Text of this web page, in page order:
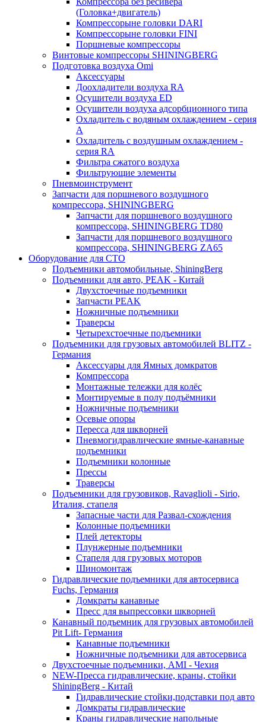
(Головка+двигатель)
Компрессорыне головки DARI
Компрессорыне головки FINI
Поршневые компрессоры
Винтовые компрессоры SHININGBERG
Подготовка воздуха Omi
Аксессуары
Доохладители воздуха RA
Осушители воздуха ED
Осушители воздуха адсорбционного типа
Охладитель с водяным охлаждением - серия
A
Охладитель с воздушным охлаждением -
серия RA
Фильтра сжатого воздуха
Фильтрующие элементы
Пневмоинструмент
Запчасти для поршневого воздушного
компрессора, SHININGBERG
Запчасти для поршневого воздушного
компрессора, SHININGBERG TD80
Запчасти для поршневого воздушного
компрессора, SHININGBERG ZA65
Оборудование для СТО
Подъемники автомобильные, ShiningBerg
Подъемники для авто, PEAK - Китай
Двухстоечные подъемники
Запчасти PEAK
Ножничные подъемники
Траверсы
Четырехстоечные подъемники
Подъемники для грузовых автомобилей BLITZ -
Германия
Аксессуары для Ямных домкратов
Компрессора
Монтажные тележки для колёс
Монтируемые в полу подъёмники
Ножничные подъемники
Осевые опоры
Пересса для шкворней
Пневмогидравлические ямные-канавные
подъемники
Подъемники колонные
Прессы
Траверсы
Подъемники для грузовиков, Ravaglioli - Sirio,
Италия, стапеля
Запасные части для Развал-схождения
Колонные подъемники
Плей детекторы
Плунжерные подъемники
Стапеля для грузовых моторов
Шиномонтаж
Гидравлические подъемники для автосервиса
Fuchs, Германия
Домкраты канавные
Пресс для выпрессовки шкворней
Канавный подъемник для грузовых автомобилей
Pit Lift- Германия
Канавные подъемники
Ножничные подъемники для автосервиса
Двухстоечные подъемники, АМІ - Чехия
NEW-Пресса гидравлические, краны, стойки
ShiningBerg - Китай
Гидравлические стойки,подставки под авто
Домкраты гидравлические
Краны гидравлические напольные